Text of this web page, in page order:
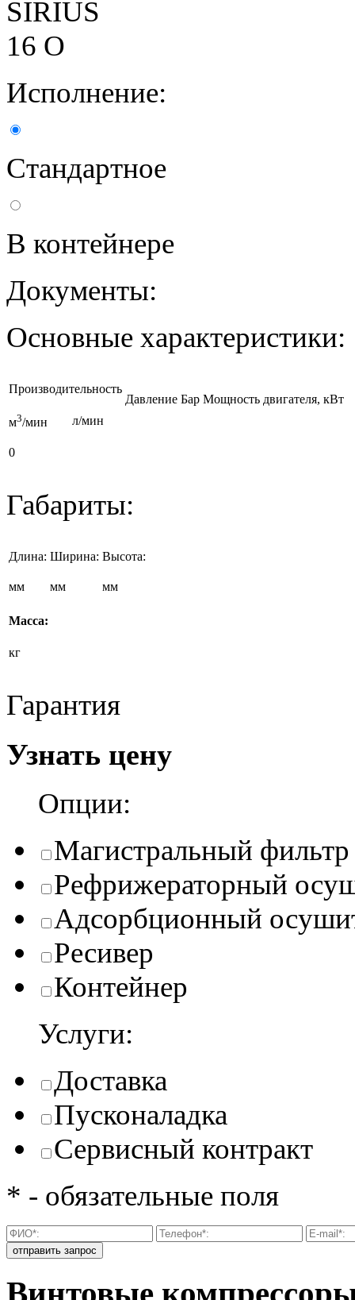
Исполнение:
Стандартное
В контейнере
Документы:
Основные характеристики:
Производительность
Давление Бар Мощность двигателя, кВт
м3/мин л/мин
0
Габариты:
Длина: Ширина: Высота:
мм мм мм
Масса:
кг
Гарантия
Узнать цену
Опции:
Магистральный фильтр
Рефрижераторный
Адсорбционный
Ресивер
Контейнер
Услуги:
Доставка
Пусконаладка
Сервисный контракт
* - обязательные поля